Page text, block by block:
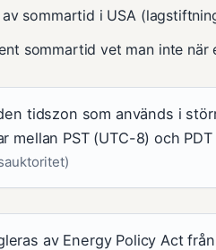
sommartid i USA
sommartid vet man inte när
tidszon som används i
mellan PST (UTC-8) och PDT
av Energy Policy Act